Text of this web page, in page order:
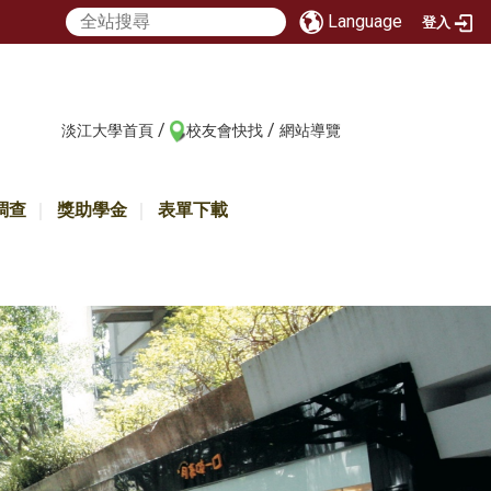
Language 登入
淡江大學首頁 / 校友會快找 / 網站導覽
查 獎助學金 表單下載